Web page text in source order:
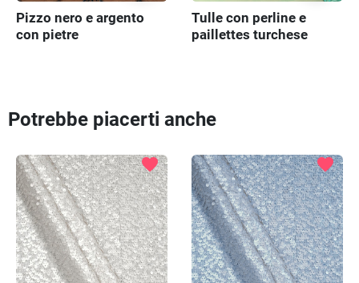
Pizzo nero e argento
con pietre
Tulle con perline e
paillettes turchese
Potrebbe piacerti anche
favorite favorite